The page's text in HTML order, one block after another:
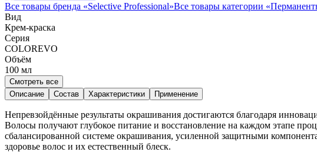
Все товары бренда «Selective Professional»Все товары категории «
Вид
Крем-краска
Серия
COLOREVO
Объём
100 мл
Смотреть все
Описание
Состав Характеристики Применение
Непревзойдённые результаты окрашивания достигаются благодаря
Волосы получают глубокое питание и восстановление на каждом этапе
сбалансированной системе окрашивания, усиленной защитными
здоровье волос и их естественный блеск.